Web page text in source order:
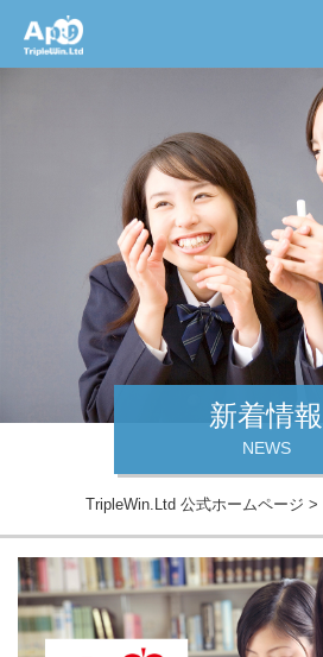
新着情報
NEWS
TripleWin.Ltd 公式ホームページ >